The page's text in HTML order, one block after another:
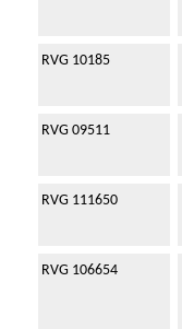
RVG 10185
RVG 09511
RVG 111650
RVG 106654